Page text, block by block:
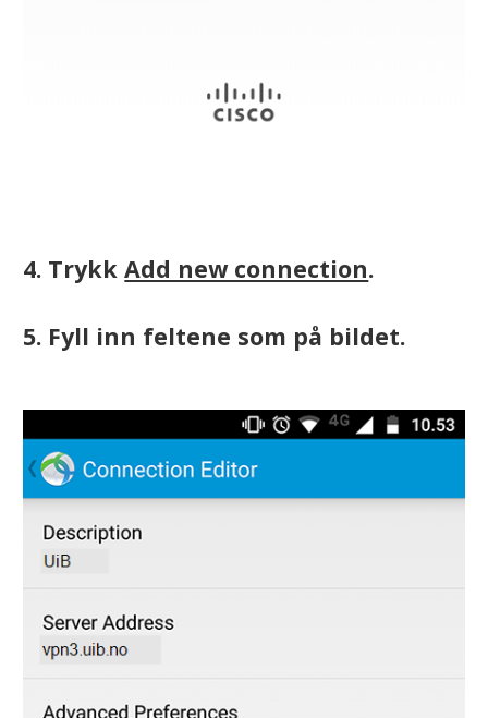
4. TrykkAdd new connection.
5. Fyll inn feltene som på bildet.